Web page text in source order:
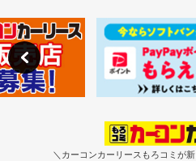
＼カーコンカーリースもろコミが